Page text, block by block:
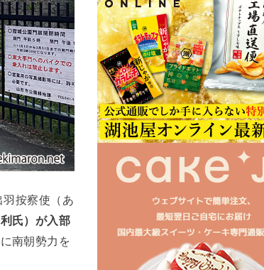
按察使（あ
氏）が入部
南朝勢力を